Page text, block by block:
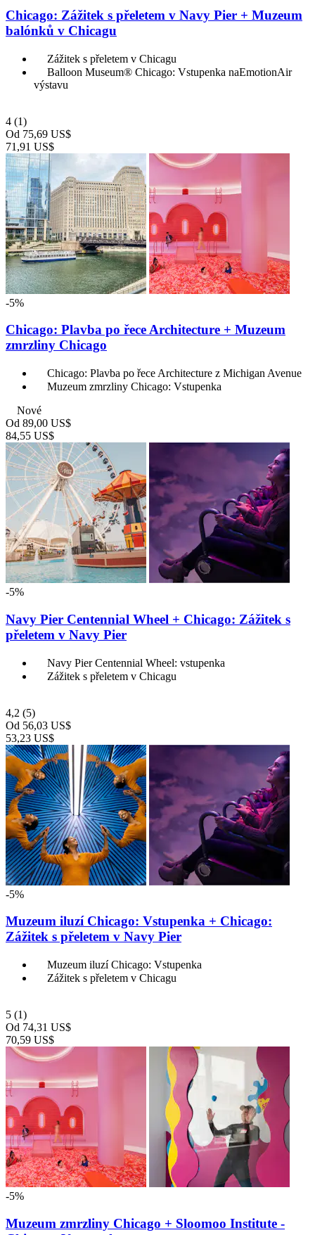
Chicago: Zážitek s přeletem v Navy Pier + Muzeum
balónků v Chicagu
Zážitek s přeletem v Chicagu
Balloon Museum® Chicago: Vstupenka naEmotionAir
výstavu
4 (1)
Od 75,69 US$
71,91 US$
-5%
Chicago: Plavba po řece Architecture + Muzeum
zmrzliny Chicago
Chicago: Plavba po řece Architecture z Michigan Avenue
Muzeum zmrzliny Chicago: Vstupenka
Nové
Od 89,00 US$
84,55 US$
-5%
Navy Pier Centennial Wheel + Chicago: Zážitek s
přeletem v Navy Pier
Navy Pier Centennial Wheel: vstupenka
Zážitek s přeletem v Chicagu
4,2 (5)
Od 56,03 US$
53,23 US$
-5%
Muzeum iluzí Chicago: Vstupenka + Chicago:
Zážitek s přeletem v Navy Pier
Muzeum iluzí Chicago: Vstupenka
Zážitek s přeletem v Chicagu
5 (1)
Od 74,31 US$
70,59 US$
-5%
Muzeum zmrzliny Chicago + Sloomoo Institute -